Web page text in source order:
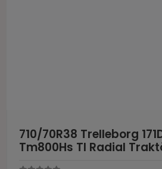
710/70R38 Trelleborg
Tm800Hs Tl Radial